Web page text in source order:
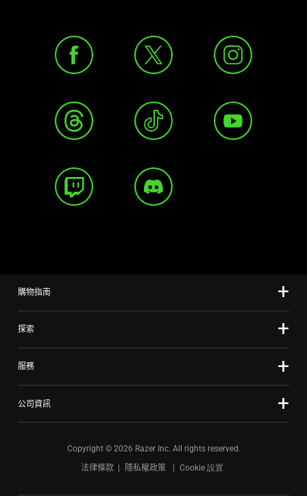
購物指南
探索
服務
公司資訊
Copyright © 2026 Razer Inc. All rights reserved.
法律條款
隱私權政策 Cookie 設置